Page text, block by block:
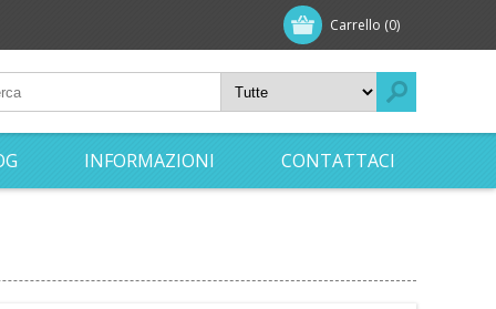
Carrello (0)
INFORMAZIONI CONTATTACI